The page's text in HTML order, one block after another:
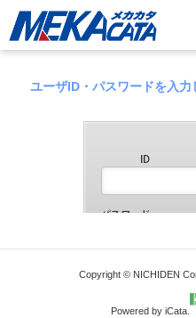
ユーザID・パスワードを入力
Copyright © NICHIDEN
Powered by iCata.